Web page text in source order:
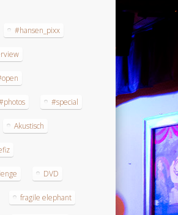
#hansen_pixx
#special
Akustisch
DVD
fragile elephant